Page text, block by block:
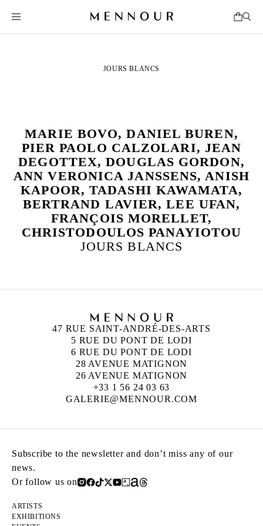
JOURS BLANCS
MARIE BOVO, DANIEL BUREN,
PIER PAOLO CALZOLARI, JEAN
DEGOTTEX, DOUGLAS GORDON,
ANN VERONICA JANSSENS, ANISH
KAPOOR, TADASHI KAWAMATA,
BERTRAND LAVIER, LEE UFAN,
FRANÇOIS MORELLET,
CHRISTODOULOS PANAYIOTOU
JOURS BLANCS
47 RUE SAINT-ANDRÉ-DES-ARTS
5 RUE DU PONT DE LODI
6 RUE DU PONT DE LODI
28 AVENUE MATIGNON
26 AVENUE MATIGNON
+33 1 56 24 03 63
GALERIE@MENNOUR.COM
Subscribe to the newsletter and don’t miss any of our
news.
Or follow us on
ARTISTS
EXHIBITIONS